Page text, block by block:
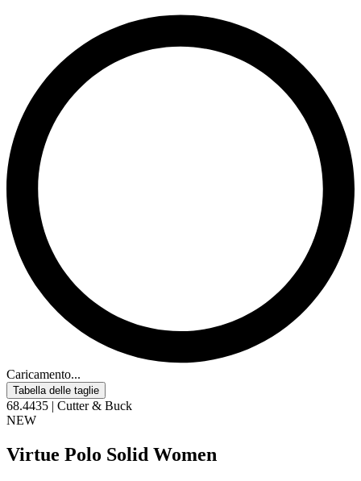
Caricamento...
Tabella delle taglie
68.4435 | Cutter & Buck
NEW
Virtue Polo Solid Women